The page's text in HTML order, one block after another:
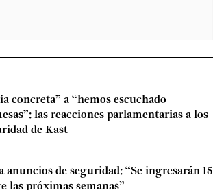
concreta” a “hemos escuchado
las reacciones parlamentarias a los
de Kast
de seguridad: “Se ingresarán 15
las próximas semanas”